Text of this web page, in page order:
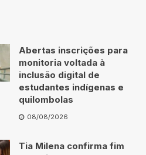
Abertas inscrições para
monitoria voltada à
inclusão digital de
estudantes indígenas e
quilombolas
08/08/2026
Tia Milena confirma fim